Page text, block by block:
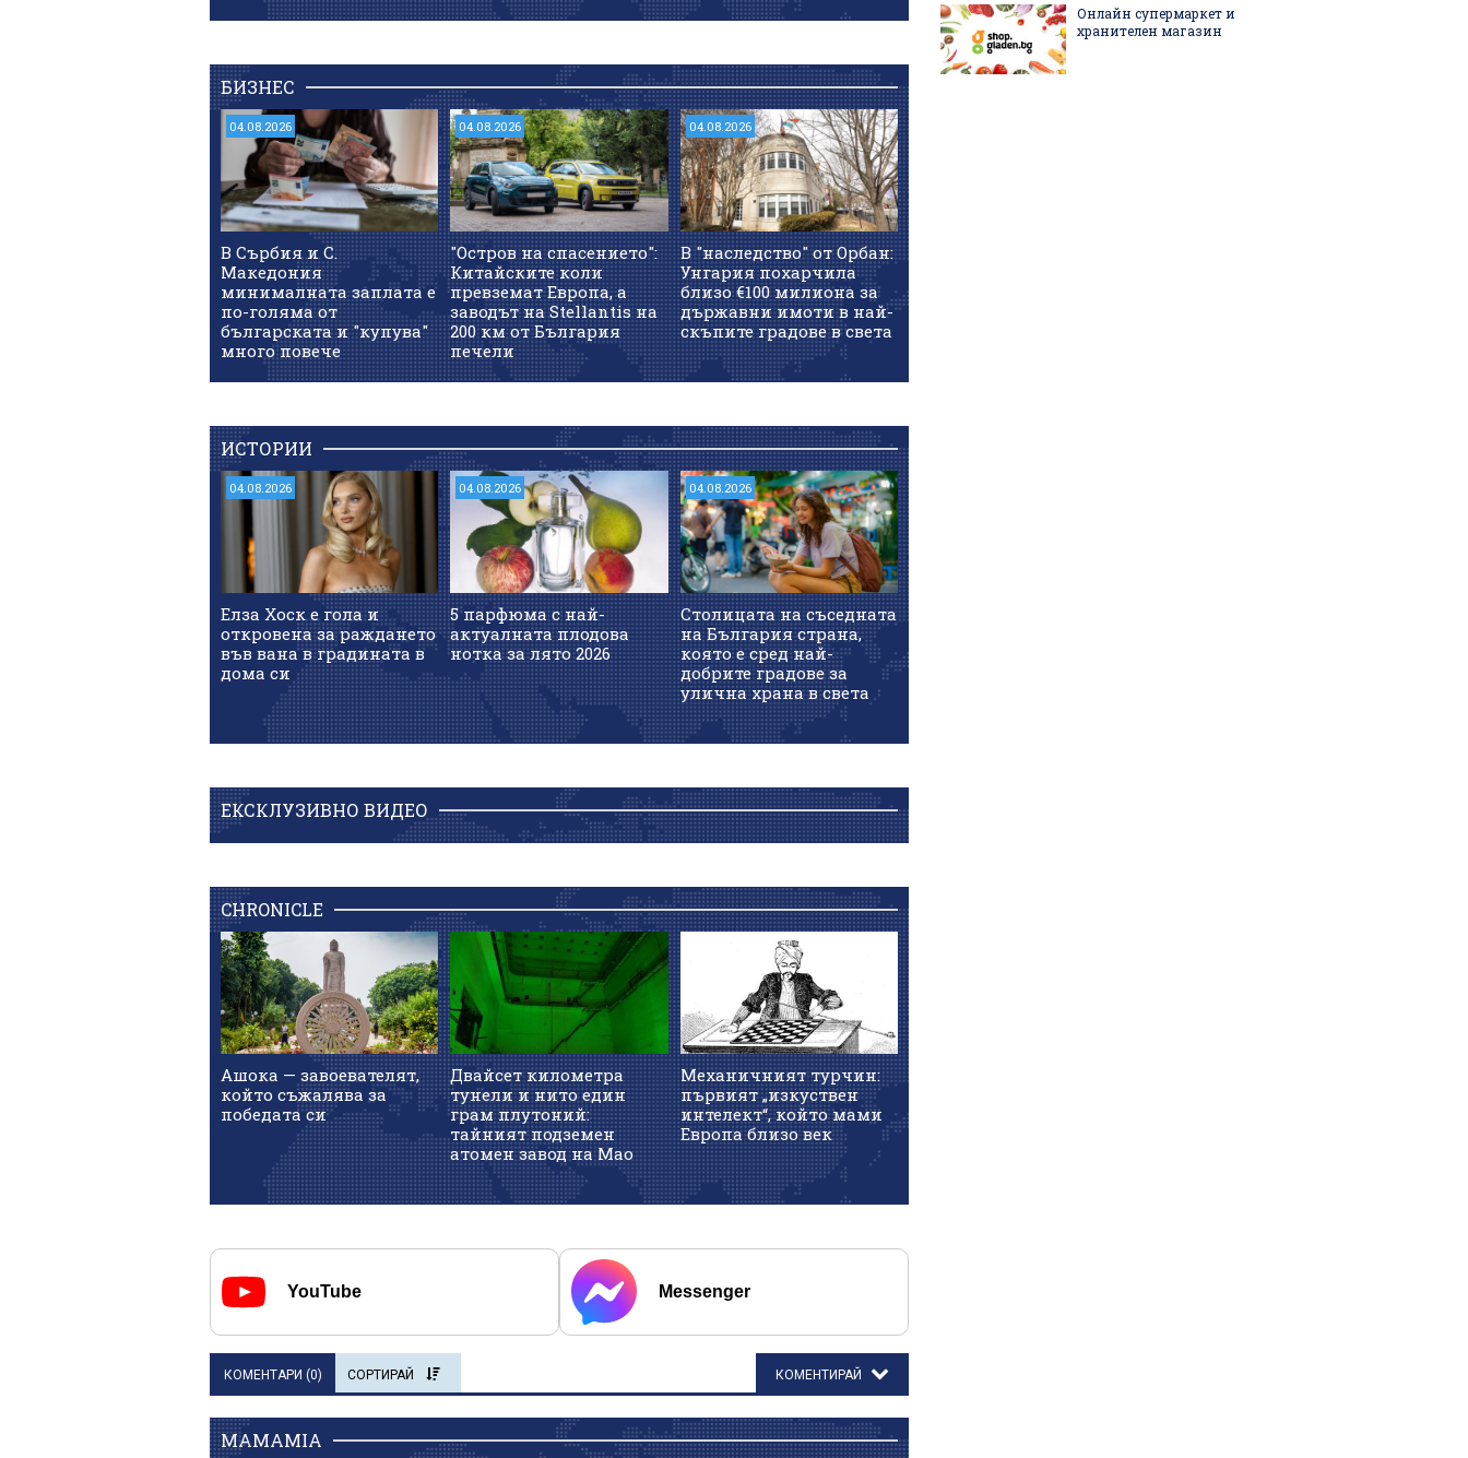
БИЗНЕС
04.08.2026
В Сърбия и С.
Македония
минималната заплата е
по-голяма от
българската и "купува"
много повече
04.08.2026
"Остров на спасението":
Китайските коли
превземат Европа, а
заводът на Stellantis на
200 км от България
печели
04.08.2026
В "наследство" от Орбан:
Унгария похарчила
близо €100 милиона за
държавни имоти в най-
скъпите градове в света
ИСТОРИИ
04.08.2026
Елза Хоск е гола и
откровена за раждането
във вана в градината в
дома си
04.08.2026
5 парфюма с най-
актуалната плодова
нотка за лято 2026
04.08.2026
Столицата на съседната
на България страна,
която е сред най-
добрите градове за
улична храна в света
ЕКСКЛУЗИВНО ВИДЕО
CHRONICLE
Ашока — завоевателят,
който съжалява за
победата си
Двайсет километра
тунели и нито един
грам плутоний:
тайният подземен
атомен завод на Мао
Механичният турчин:
първият „изкуствен
интелект“, който мами
Европа близо век
YouTube Messenger
КОМЕНТАРИ (0) СОРТИРАЙ КОМЕНТИРАЙ
MAMAMIA
Онлайн супермаркет и
хранителен магазин